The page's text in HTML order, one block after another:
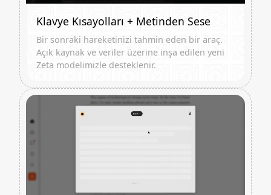
Klavye Kısayolları + Metinden Sese
Bir sonraki hareketinizi tahmin eden bir araç.
Açık kaynak ve veriler üzerine inşa edilen yeni
Zeta modelimizle desteklenir.